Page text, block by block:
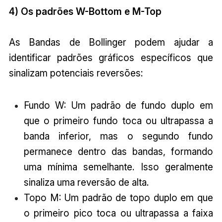
4) Os padrões W-Bottom e M-Top
As Bandas de Bollinger podem ajudar a
identificar padrões gráficos específicos que
sinalizam potenciais reversões:
Fundo W: Um padrão de fundo duplo em
que o primeiro fundo toca ou ultrapassa a
banda inferior, mas o segundo fundo
permanece dentro das bandas, formando
uma mínima semelhante. Isso geralmente
sinaliza uma reversão de alta.
Topo M: Um padrão de topo duplo em que
o primeiro pico toca ou ultrapassa a faixa